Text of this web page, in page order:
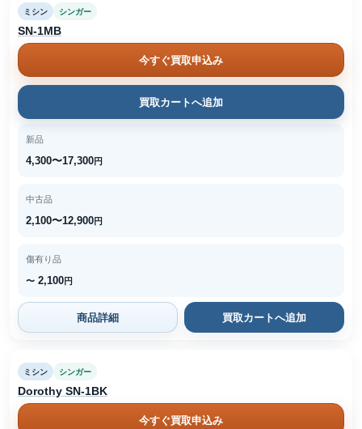
ミシン シンガー
SN-1MB
今すぐ買取申込み
買取カートへ追加
新品
4,300〜17,300円
中古品
2,100〜12,900円
傷有り品
〜 2,100円
商品詳細 買取カートへ追加
ミシン シンガー
Dorothy SN-1BK
今すぐ買取申込み